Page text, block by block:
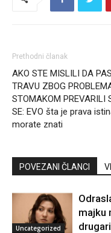
Prethodni članak
AKO STE MISLILI DA
TRAVU ZBOG
STOMAKOM PREVARILI
SE: EVO šta je prava
morate znati
POVEZANI ČLANCI
Uncategorized
majku